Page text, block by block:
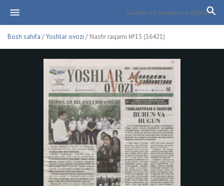
Bosh sahifa /Yoshlar ovozi / Nashr raqami №15 (16421)